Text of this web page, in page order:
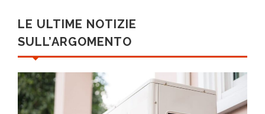
LE ULTIME NOTIZIE
SULL’ARGOMENTO